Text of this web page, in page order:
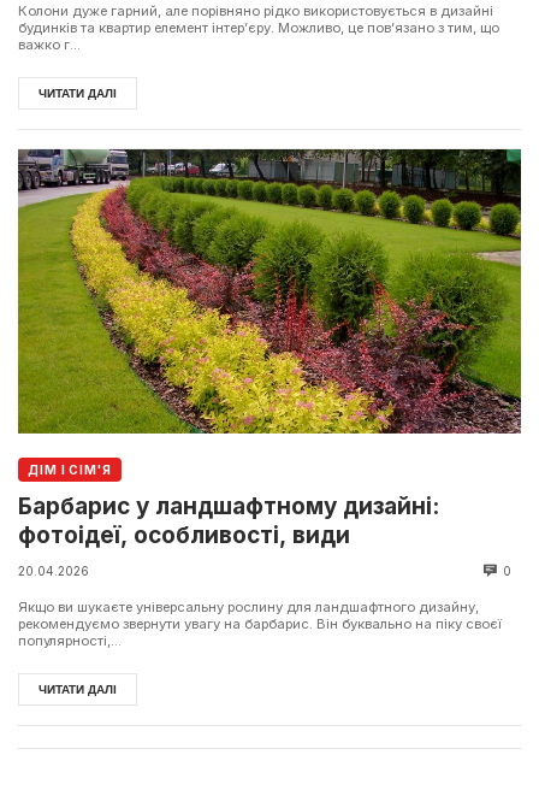
Колони дуже гарний, але порівняно рідко використовується в дизайні
будинків та квартир елемент інтер’єру. Можливо, це пов’язано з тим, що
важко г...
ЧИТАТИ ДАЛІ
ДІМ І СІМ'Я
Барбарис у ландшафтному дизайні:
фотоідеї, особливості, види
20.04.2026 0
Якщо ви шукаєте універсальну рослину для ландшафтного дизайну,
рекомендуємо звернути увагу на барбарис. Він буквально на піку своєї
популярності,...
ЧИТАТИ ДАЛІ